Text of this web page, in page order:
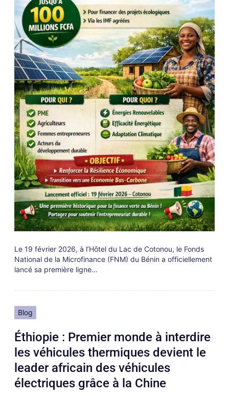
Le 19 février 2026, à l’Hôtel du Lac de Cotonou, le Fonds
National de la Microfinance (FNM) du Bénin a officiellement
lancé sa première ligne…
Blog
Éthiopie : Premier monde à interdire
les véhicules thermiques devient le
leader africain des véhicules
électriques grâce à la Chine